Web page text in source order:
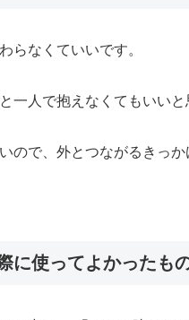
らなくていいです。
一人で抱えなくてもいいと
ので、外とつながるきっ
に使ってよかったも